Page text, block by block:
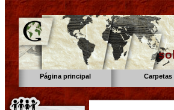
Página principal Carpetas